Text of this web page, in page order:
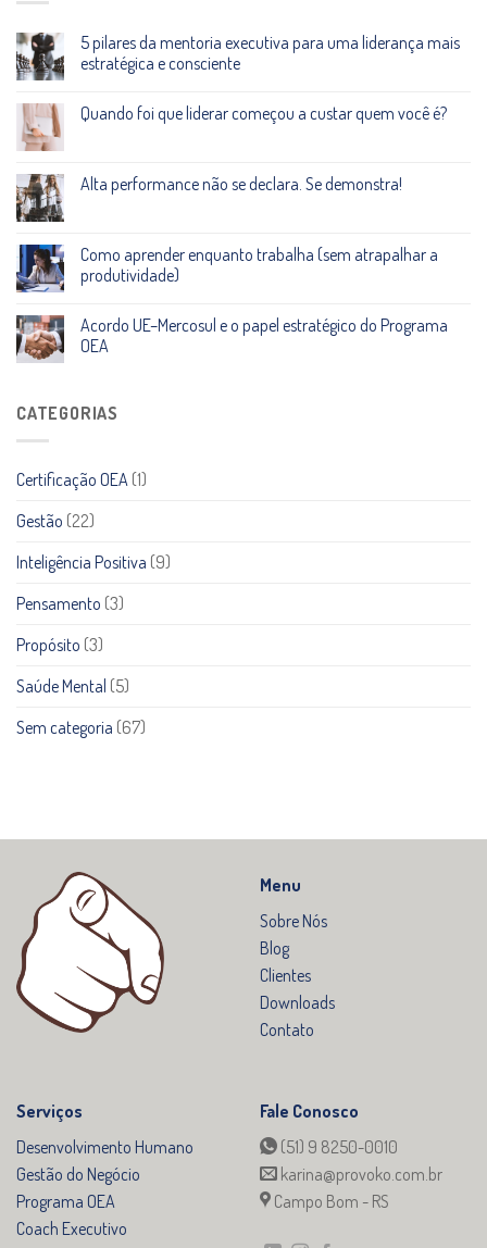
5 pilares da mentoria executiva para uma liderança mais
estratégica e consciente
Quando foi que liderar começou a custar quem você é?
Alta performance não se declara. Se demonstra!
Como aprender enquanto trabalha (sem atrapalhar a
produtividade)
Acordo UE–Mercosul e o papel estratégico do Programa
OEA
CATEGORIAS
Certificação OEA (1)
Gestão (22)
Inteligência Positiva (9)
Pensamento (3)
Propósito (3)
Saúde Mental (5)
Sem categoria (67)
Menu
Sobre Nós
Blog
Clientes
Downloads
Contato
Serviços
Desenvolvimento Humano
Gestão do Negócio
Programa OEA
Coach Executivo
Fale Conosco
(51) 9 8250-0010
karina@provoko.com.br
Campo Bom - RS